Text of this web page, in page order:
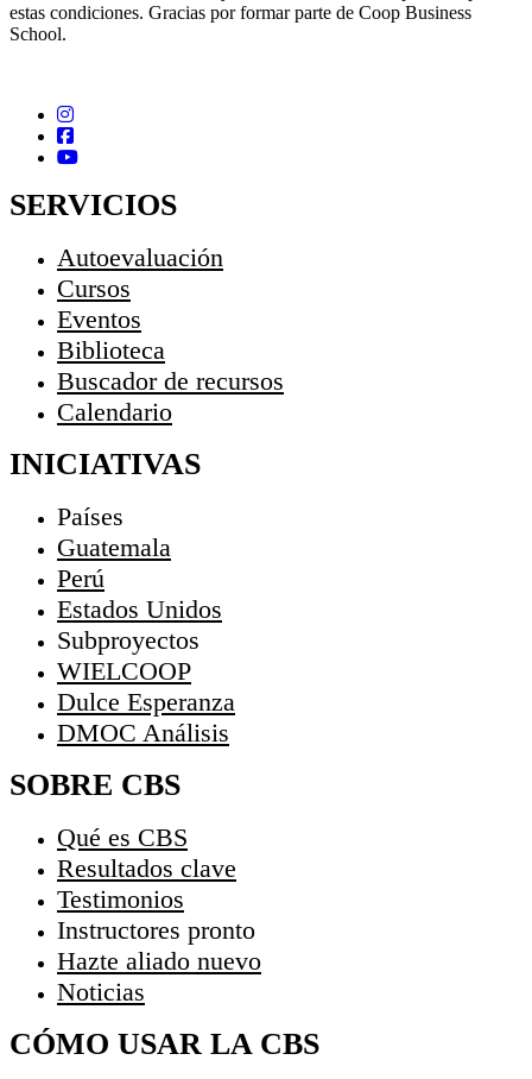
estas condiciones. Gracias por formar parte de Coop Business
School.
SERVICIOS
Autoevaluación
Cursos
Eventos
Biblioteca
Buscador de recursos
Calendario
INICIATIVAS
Países
Guatemala
Perú
Estados Unidos
Subproyectos
WIELCOOP
Dulce Esperanza
DMOC Análisis
SOBRE CBS
Qué es CBS
Resultados clave
Testimonios
Instructores pronto
Hazte aliado nuevo
Noticias
CÓMO USAR LA CBS